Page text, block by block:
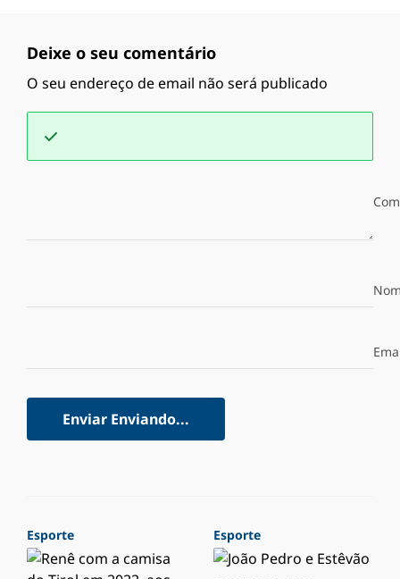
Deixe o seu comentário
O seu endereço de email não será publicado
Enviar Enviando...
Esporte Esporte